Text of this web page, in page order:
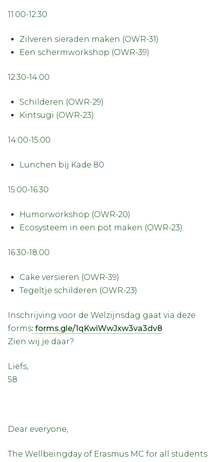
11:00-12:30
Zilveren sieraden maken (OWR-31)
Een schermworkshop (OWR-39)
12:30-14:00
Schilderen (OWR-29)
Kintsugi (OWR-23)
14:00-15:00
Lunchen bij Kade 80
15:00-16:30
Humorworkshop (OWR-20)
Ecosysteem in een pot maken (OWR-23)
16:30-18:00
Cake versieren (OWR-39)
Tegeltje schilderen (OWR-23)
Inschrijving voor de Welzijnsdag gaat via deze
forms: forms.gle/1qKwiWwJxw3va3dv8
Zien wij je daar?
Liefs,
58
Dear everyone,
The Wellbeingday of Erasmus MC for all students